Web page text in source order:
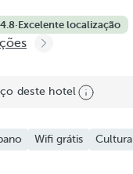
4.8·Excelente localização
deste hotel
Wifi grátis Cultura